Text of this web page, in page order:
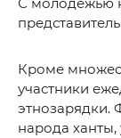
Кроме
участники
этнозарядки.
народа ханты,